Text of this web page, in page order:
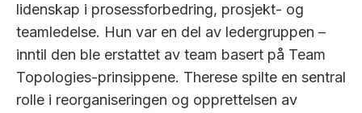
lidenskap i prosessforbedring, prosjekt- og
teamledelse. Hun var en del av ledergruppen –
inntil den ble erstattet av team basert på Team
Topologies-prinsippene. Therese spilte en sentral
rolle i reorganiseringen og opprettelsen av